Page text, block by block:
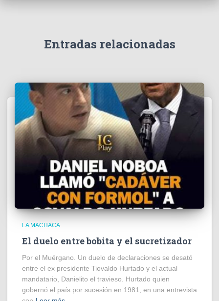
Entradas relacionadas
LA MACHACA
El duelo entre bobita y el sucretizador
Por el Muérgano. Un duelo de declaraciones se desató
entre el ex presidente Tiovaldo Hurtado y el actual
mandatario, Danielito el travieso. Hurtado quien
gobernó el país por sucesión en 1981, en una entrevista